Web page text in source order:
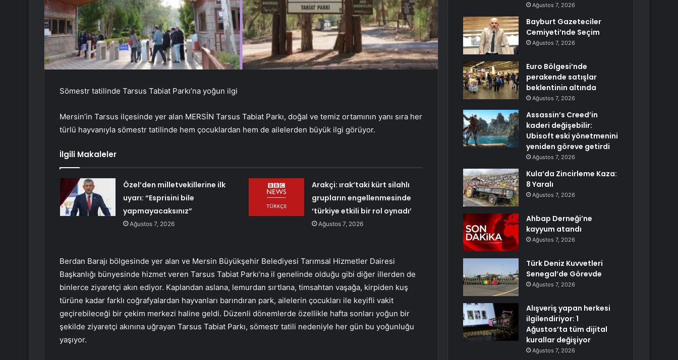
Sömestr tatilinde Tarsus Tabiat Parkı’na yoğun ilgi
Mersin’in Tarsus ilçesinde yer alan MERSİN Tarsus Tabiat Parkı, doğal ve temiz ortamının yanı sıra her
türlü hayvanıyla sömestr tatilinde hem çocuklardan hem de ailelerden büyük ilgi görüyor.
İlgili Makaleler
Özel’den milletvekillerine ilk
uyarı: “Esprisini bile
yapmayacaksınız”
Ağustos 7, 2026
Arakçi: ırak’taki kürt silahlı
grupların engellenmesinde
‘türkiye etkili bir rol oynadı’
Ağustos 7, 2026
Berdan Barajı bölgesinde yer alan ve Mersin Büyükşehir Belediyesi Tarımsal Hizmetler Dairesi
Başkanlığı bünyesinde hizmet veren Tarsus Tabiat Parkı’na il genelinde olduğu gibi diğer illerden de
binlerce ziyaretçi akın ediyor. Kaplandan aslana, lemurdan sırtlana, timsahtan vaşağa, kirpiden kuş
türüne kadar farklı coğrafyalardan hayvanları barındıran park, ailelerin çocukları ile keyifli vakit
geçirebileceği bir çekim merkezi haline geldi. Düzenli dönemlerde özellikle hafta sonları yoğun bir
şekilde ziyaretçi akınına uğrayan Tarsus Tabiat Parkı, sömestr tatili nedeniyle her gün bu yoğunluğu
yaşıyor.
Ağustos 7, 2026
Bayburt Gazeteciler
Cemiyeti’nde Seçim
Ağustos 7, 2026
Euro Bölgesi’nde
perakende satışlar
beklentinin altında
Ağustos 7, 2026
Assassin’s Creed’in
kaderi değişebilir:
Ubisoft eski yönetmenini
yeniden göreve getirdi
Ağustos 7, 2026
Kula’da Zincirleme Kaza:
8 Yaralı
Ağustos 7, 2026
Ahbap Derneği’ne
kayyum atandı
Ağustos 7, 2026
Türk Deniz Kuvvetleri
Senegal’de Görevde
Ağustos 7, 2026
Alışveriş yapan herkesi
ilgilendiriyor: 1
Ağustos’ta tüm dijital
kurallar değişiyor
Ağustos 7, 2026